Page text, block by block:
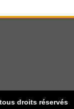
Naruto
Shippuden:
Ultimate Ninja
droits réservés